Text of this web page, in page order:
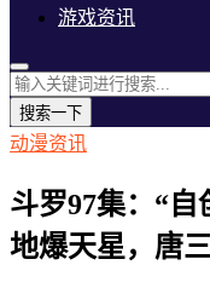
游戏资讯
搜索一下
动漫资讯
斗罗97集：“
地爆天星，唐